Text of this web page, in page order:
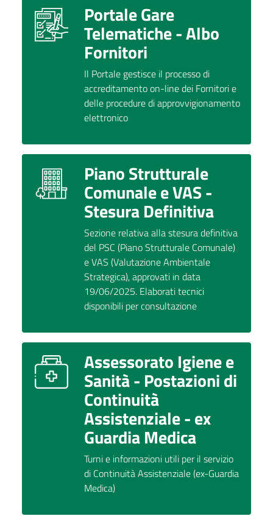
Portale Gare
Telematiche - Albo
Fornitori
Il Portale gestisce il processo di
accreditamento on-line dei Fornitori e
delle procedure di approvvigionamento
elettronico
Piano Strutturale
Comunale e VAS -
Stesura Definitiva
Sezione relativa alla stesura definitiva
del PSC (Piano Strutturale Comunale)
e VAS (Valutazione Ambientale
Strategica), approvati in data
19/06/2025. Elaborati tecnici
disponibili per consultazione
Assessorato Igiene e
Sanità - Postazioni di
Continuità
Assistenziale - ex
Guardia Medica
Turni e informazioni utili per il servizio
di Continuità Assistenziale (ex-Guardia
Medica)